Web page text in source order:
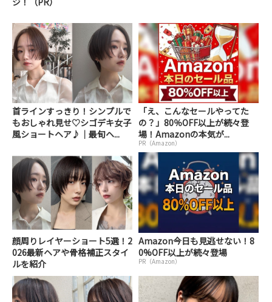
首ラインすっきり！シンプルで
もおしゃれ見せ♡シゴデキ女子
風ショートヘア♪｜最旬ヘ...
「え、こんなセールやってた
の？」80％OFF以上が続々登
場！Amazonの本気が...
PR（Amazon）
顔周りレイヤーショート5選！2
026最新ヘアや骨格補正スタイ
ルを紹介
Amazon今日も見逃せない！8
0%OFF以上が続々登場
PR（Amazon）